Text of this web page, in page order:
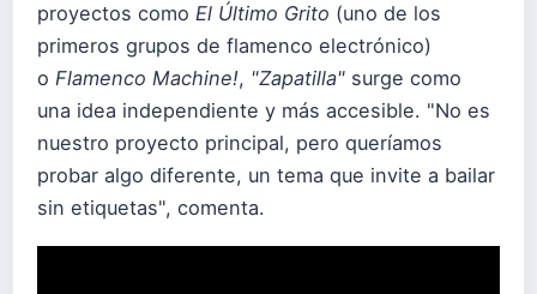
proyectos como El Último Grito (uno de los
primeros grupos de flamenco electrónico)
o Flamenco Machine!, "Zapatilla" surge como
una idea independiente y más accesible. "No es
nuestro proyecto principal, pero queríamos
probar algo diferente, un tema que invite a bailar
sin etiquetas", comenta.